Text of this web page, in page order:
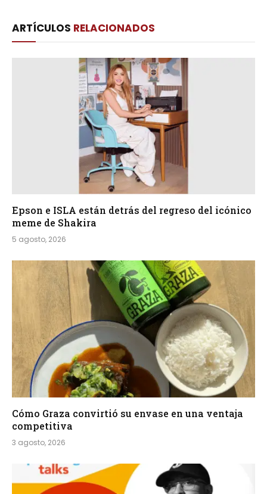
ARTÍCULOS RELACIONADOS
Epson e ISLA están detrás del regreso del icónico
meme de Shakira
5 agosto, 2026
Cómo Graza convirtió su envase en una ventaja
competitiva
3 agosto, 2026